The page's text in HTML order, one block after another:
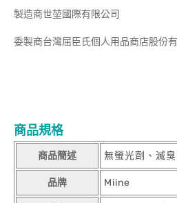
製造商世堃國際有限公司
委製商台灣屈臣氏個人用品商店股份
商品規格
商品簡述 無螢光劑、滅臭
品牌 Miine